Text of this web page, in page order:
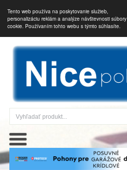
Tento web používa na poskytovanie služieb,
personalizáciu reklám a analýze návštevnosti súbory
cookie. Používaním tohto webu s týmto súhlasíte.